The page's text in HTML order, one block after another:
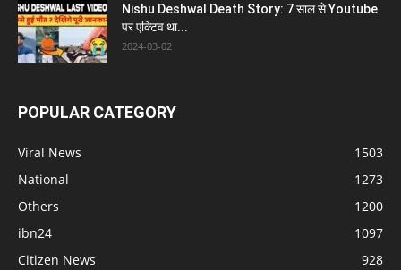
Nishu Deshwal Death Story: 7 साल से Youtube
पर एक्टिव था...
2024-03-02
POPULAR CATEGORY
Viral News
1503
National
1273
Others
1200
ibn24
1097
Citizen News
928